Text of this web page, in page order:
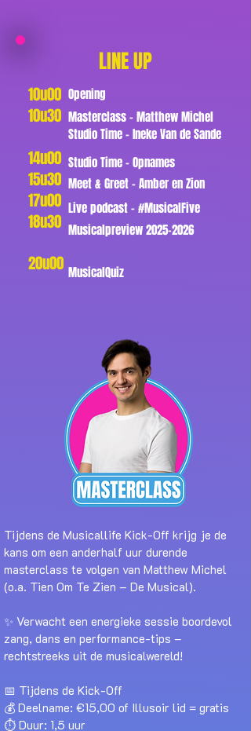
LINE UP
10u00
10u30
14u00
15u30
17u00
18u30
20u00
Opening
Masterclass - Matthew Michel
Studio Time - Ineke Van de Sande
Studio Time - Opnames
Meet & Greet - Amber en Zion
Live podcast - #MusicalFive
Musicalpreview2025-2026
MusicalQuiz
Tijdens de Musicallife Kick-Off krijg je de
kans om een anderhalf uur durende
masterclass te volgen van Matthew Michel
(o.a. Tien Om Te Zien – De Musical).
✨ Verwacht een energieke sessie boordevol
zang, dans en performance-tips –
rechtstreeks uit de musicalwereld!
📅 Tijdens de Kick-Off
💰 Deelname: €15,00 of Illusoir lid = gratis
⏱️ Duur: 1,5 uur